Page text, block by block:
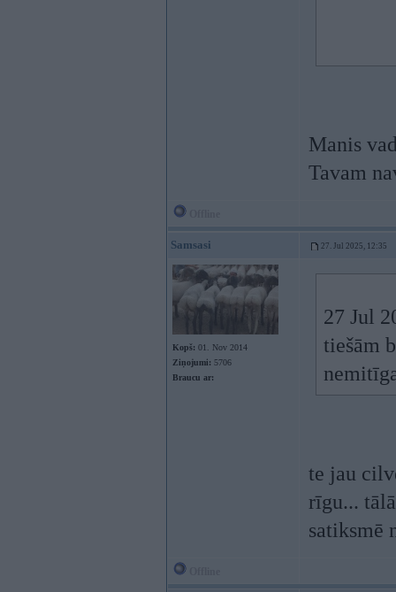
Manis
Tavam
Samsasi 27. Jul 2025, 12:35
Kopš: 01. Nov 2014
Ziņojumi: 5706
Braucu ar:
27 Jul
tiešām
te jau
rīgu...
satiksmē